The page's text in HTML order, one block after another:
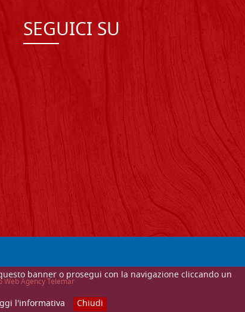
banner o prosegui con la navigazione cliccando un
l'informativa Chiudi
SEGUICI SU
Web Agency Telemar